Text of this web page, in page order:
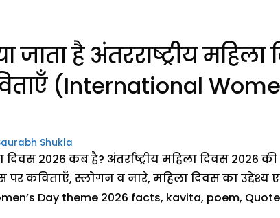
जाता है अंतरराष्ट्रीय
(International
Shukla
दिवस 2026 कब है? अंतर्राष्ट्रीय महिला दिवस
पर कविताएँ, स्लोगन व नारे, महिला दिवस का उद्देश्य
Day theme 2026 facts, kavita, poem,